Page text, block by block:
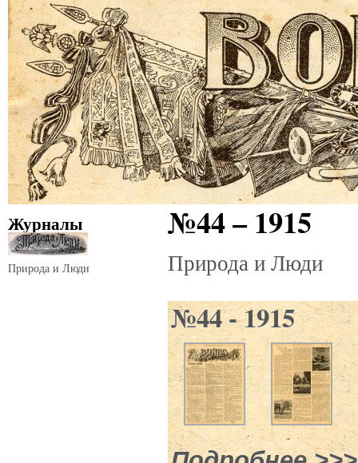
№44 – 1915
Природа и Люди
№44 - 1915
о №44 -
Журналы
Природа и Люди